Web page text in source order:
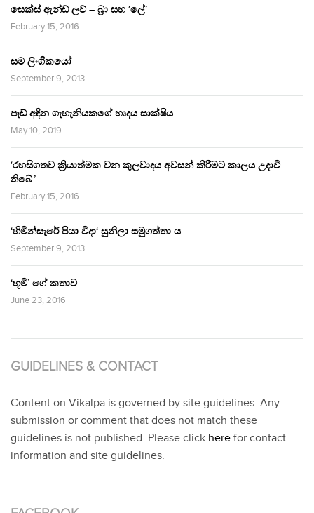
සෙක්ස් ඇන්ඩ් ලව් – බ්‍රා සහ ‘ලේ’
February 15, 2016
සම ලිංගිකයෝ
September 9, 2013
පෑඩ් අඳින ගැහැනියකගේ හෘදය සාක්ෂිය
May 10, 2019
‘රහසිගතව ක්‍රියාත්මක වන කුලවාදය අවසන් කිරීමට කාලය උදාවී
තිබේ.’
February 15, 2016
‘හිමින්සැරේ පියා විදා‘ සුනිලා සමුගත්තා ය.
September 9, 2013
‘භූමි’ ගේ කතාව
June 23, 2016
GUIDELINES & CONTACT
Content on Vikalpa is governed by site guidelines. Any
submission or comment that does not match these
guidelines is not published. Please click here for contact
information and site guidelines.